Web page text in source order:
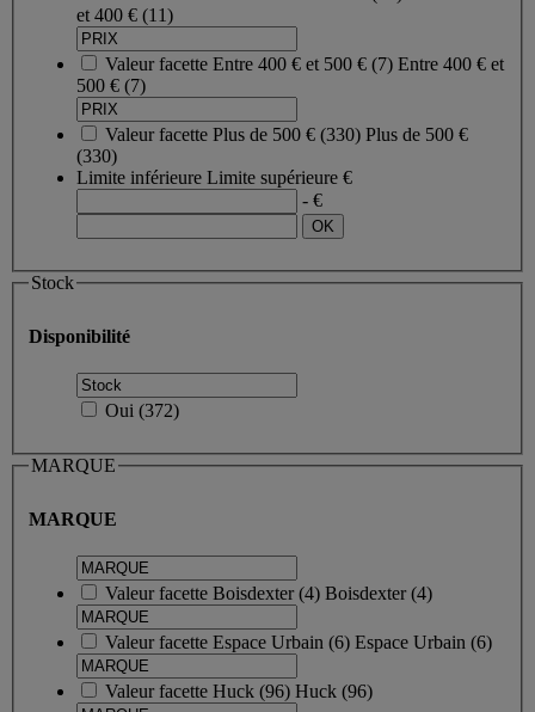
et 400 € (11)
Valeur facette Entre 400 € et 500 € (7) Entre 400 € et
500 € (7)
Valeur facette Plus de 500 € (330) Plus de 500 €
(330)
Limite inférieure Limite supérieure €
- €
Stock
Disponibilité
Oui (372)
MARQUE
MARQUE
Valeur facette Boisdexter(4) Boisdexter(4)
Valeur facette Espace Urbain (6) Espace Urbain (6)
Valeur facette Huck (96) Huck (96)